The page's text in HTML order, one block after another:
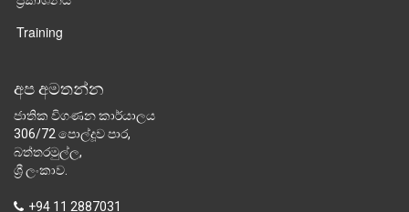
Training
අප අමතන්න
ජාතික විගණන කාර්යාලය
306/72 පොල්දූව පාර,
බත්තරමුල්ල,
ශ්‍රී ලංකාව.
+94 11 2887031